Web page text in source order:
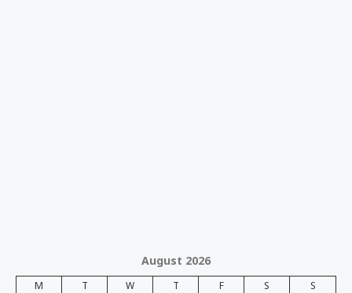
August 2026
M T W T F S S